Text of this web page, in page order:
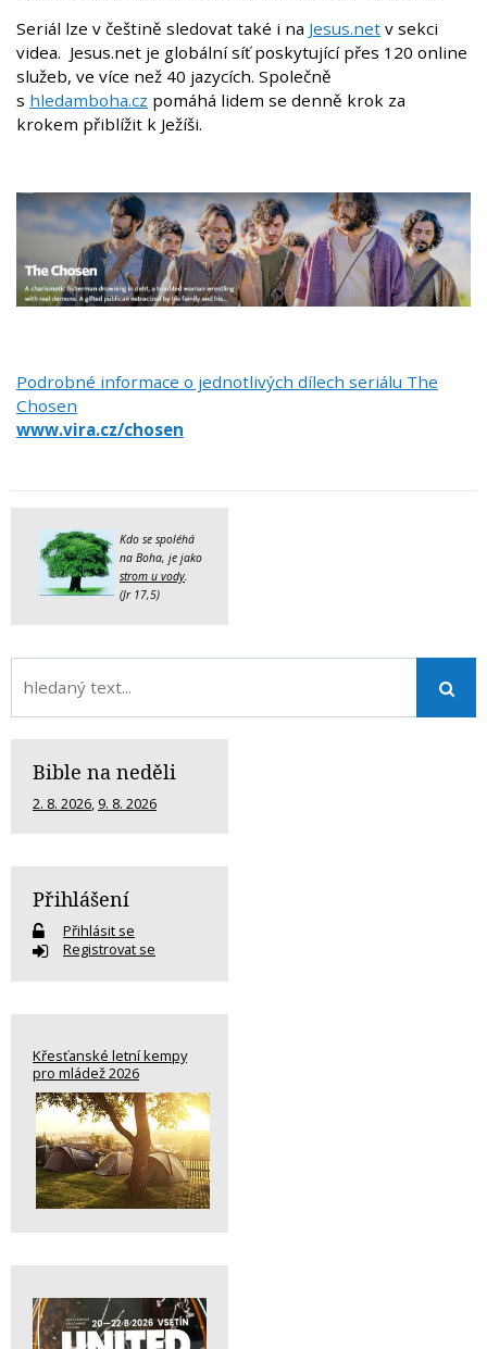
Seriál lze v češtině sledovat také i na Jesus.net v sekci
videa. Jesus.net je globální síť poskytující přes 120 online
služeb, ve více než 40 jazycích. Společně
s hledamboha.cz pomáhá lidem se denně krok za
krokem přiblížit k Ježíši.
Podrobné informace o jednotlivých dílech seriálu The
Chosen
www.vira.cz/chosen
Kdo se spoléhá
na Boha, je jako
strom u vody.
(Jr 17,5)
Bible na neděli
2. 8. 2026, 9. 8. 2026
Přihlášení
Přihlásit se
Registrovat se
Křesťanské letní kempy
pro mládež 2026